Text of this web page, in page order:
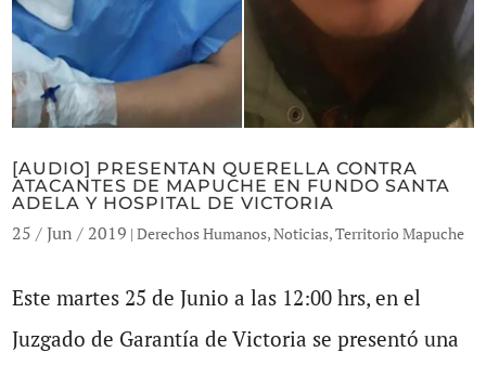
[AUDIO] PRESENTAN QUERELLA CONTRA
ATACANTES DE MAPUCHE EN FUNDO SANTA
ADELA Y HOSPITAL DE VICTORIA
25 / Jun / 2019 |Derechos Humanos,Noticias,Territorio Mapuche
Este martes 25 de Junio a las 12:00 hrs, en el
Juzgado de Garantía de Victoria se presentó una